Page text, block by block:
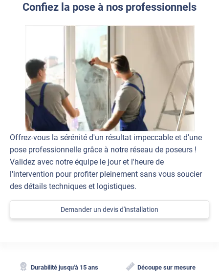
Confiez la pose à nos professionnels
Offrez-vous la sérénité d'un résultat impeccable et d'une
pose professionnelle grâce à notre réseau de poseurs !
Validez avec notre équipe le jour et l'heure de
l'intervention pour profiter pleinement sans vous soucier
des détails techniques et logistiques.
Demander un devis d'installation
Durabilité jusqu'à 15 ans Découpe sur mesure